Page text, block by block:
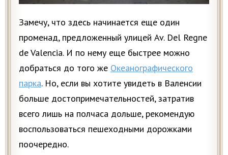
Замечу, что здесь начинается еще один
променад, предложенный улицей Av. Del Regne
de Valencia. И по нему еще быстрее можно
добраться до того же Океанографического
парка. Но, если вы хотите увидеть в Валенсии
больше достопримечательностей, затратив
всего лишь на полчаса дольше, рекомендую
воспользоваться пешеходными дорожками
поочередно.